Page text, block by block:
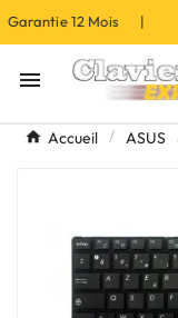
12 Mois |

Accueil ASUS